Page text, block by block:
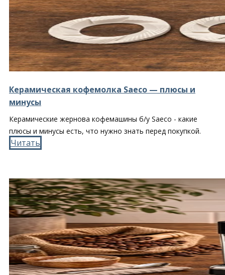
Керамическая кофемолка Saeco — плюсы и
минусы
Керамические жернова кофемашины б/у Saeco - какие
плюсы и минусы есть, что нужно знать перед покупкой.
Читать​